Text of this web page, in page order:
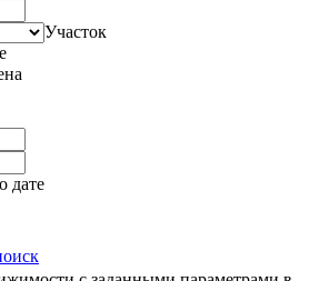
Участок
дате